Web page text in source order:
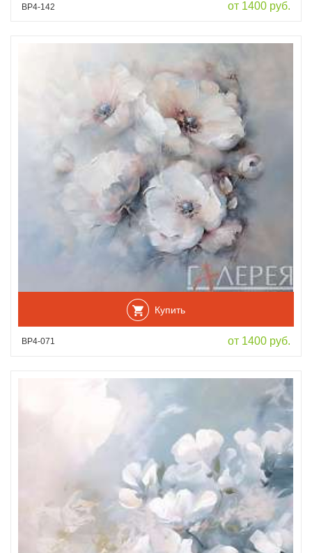
ВР4-142 от 1400 руб.
Купить
ВР4-071 от 1400 руб.